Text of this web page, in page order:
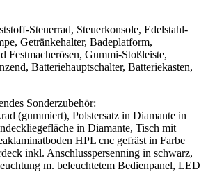
Steuerrad, Steuerkonsole, Edelstahl-
Getränkehalter, Badeplatform,
Festmacherösen, Gummi-Stoßleiste,
Batteriehauptschalter, Batteriekasten,
Sonderzubehör:
(gummiert), Polstersatz in Diamante in
in Diamante, Tisch mit
HPL cnc gefräst in Farbe
inkl. Anschlusspersenning in schwarz,
m. beleuchtetem Bedienpanel, LED